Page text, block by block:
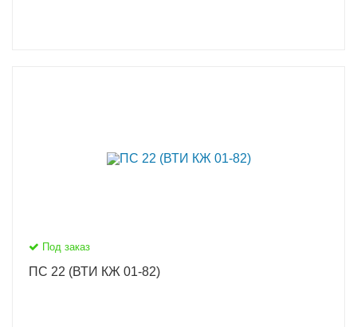
Под заказ
ПС 22 (ВТИ КЖ 01-82)